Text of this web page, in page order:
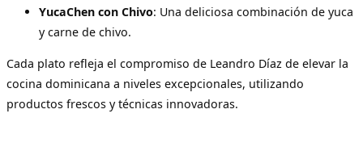
YucaChen con Chivo: Una deliciosa combinación de yuca
y carne de chivo.
Cada plato refleja el compromiso de Leandro Díaz de elevar la
cocina dominicana a niveles excepcionales, utilizando
productos frescos y técnicas innovadoras.